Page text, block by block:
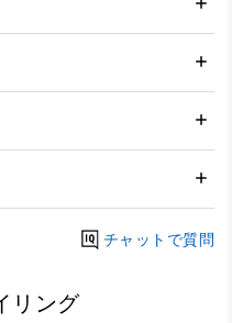
チャットで質問
リング